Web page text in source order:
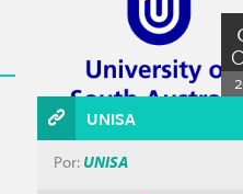
el plagio filterUNISA
Por: UNISA